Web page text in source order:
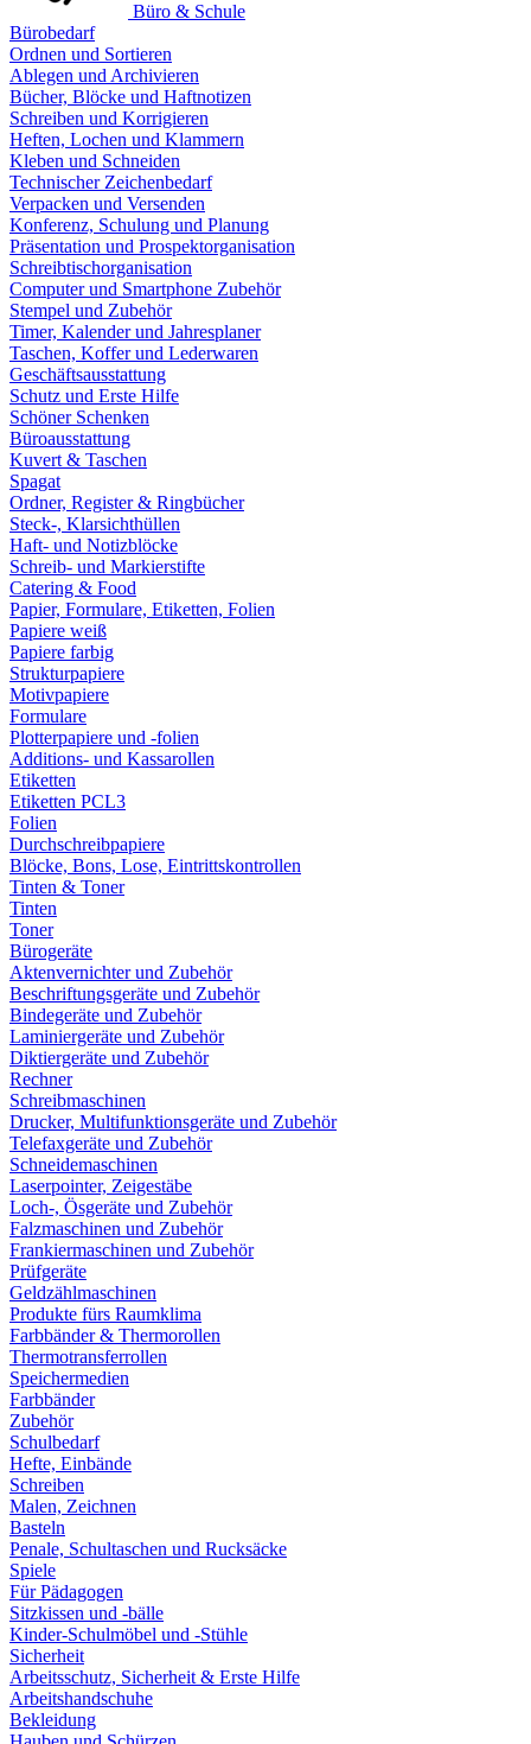
Büro & Schule
Bürobedarf
Ordnen und Sortieren
Ablegen und Archivieren
Bücher, Blöcke und Haftnotizen
Schreiben und Korrigieren
Heften, Lochen und Klammern
Kleben und Schneiden
Technischer Zeichenbedarf
Verpacken und Versenden
Konferenz, Schulung und Planung
Präsentation und Prospektorganisation
Schreibtischorganisation
Computer und Smartphone Zubehör
Stempel und Zubehör
Timer, Kalender und Jahresplaner
Taschen, Koffer und Lederwaren
Geschäftsausstattung
Schutz und Erste Hilfe
Schöner Schenken
Büroausstattung
Kuvert & Taschen
Spagat
Ordner, Register & Ringbücher
Steck-, Klarsichthüllen
Haft- und Notizblöcke
Schreib- und Markierstifte
Catering & Food
Papier, Formulare, Etiketten, Folien
Papiere weiß
Papiere farbig
Strukturpapiere
Motivpapiere
Formulare
Plotterpapiere und -folien
Additions- und Kassarollen
Etiketten
Etiketten PCL3
Folien
Durchschreibpapiere
Blöcke, Bons, Lose, Eintrittskontrollen
Tinten & Toner
Tinten
Toner
Bürogeräte
Aktenvernichter und Zubehör
Beschriftungsgeräte und Zubehör
Bindegeräte und Zubehör
Laminiergeräte und Zubehör
Diktiergeräte und Zubehör
Rechner
Schreibmaschinen
Drucker, Multifunktionsgeräte und Zubehör
Telefaxgeräte und Zubehör
Schneidemaschinen
Laserpointer, Zeigestäbe
Loch-, Ösgeräte und Zubehör
Falzmaschinen und Zubehör
Frankiermaschinen und Zubehör
Prüfgeräte
Geldzählmaschinen
Produkte fürs Raumklima
Farbbänder & Thermorollen
Thermotransferrollen
Speichermedien
Farbbänder
Zubehör
Schulbedarf
Hefte, Einbände
Schreiben
Malen, Zeichnen
Basteln
Penale, Schultaschen und Rucksäcke
Spiele
Für Pädagogen
Sitzkissen und -bälle
Kinder-Schulmöbel und -Stühle
Sicherheit
Arbeitsschutz, Sicherheit & Erste Hilfe
Arbeitshandschuhe
Bekleidung